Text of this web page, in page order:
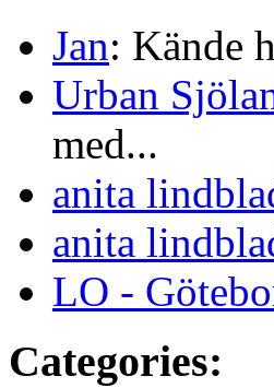
Jan: Kände
Urban
med...
anita
anita
LO -
Categories: